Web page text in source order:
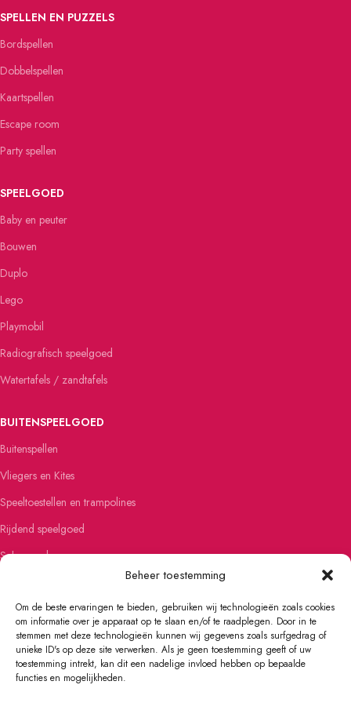
Beheer toestemming
Om de beste ervaringen te bieden, gebruiken wij technologieën zoals cookies
om informatie over je apparaat op te slaan en/of te raadplegen. Door in te
stemmen met deze technologieën kunnen wij gegevens zoals surfgedrag of
unieke ID's op deze site verwerken. Als je geen toestemming geeft of uw
toestemming intrekt, kan dit een nadelige invloed hebben op bepaalde
functies en mogelijkheden.
SPELLEN EN PUZZELS
Bordspellen
Dobbelspellen
Kaartspellen
Escape room
Party spellen
SPEELGOED
Baby en peuter
Bouwen
Duplo
Lego
Playmobil
Radiografisch speelgoed
Watertafels / zandtafels
BUITENSPEELGOED
Buitenspellen
Vliegers en Kites
Speeltoestellen en trampolines
Rijdend speelgoed
Schommels
FIETSEN EN SKATEN
Kinderfietsen
Loopfietsen